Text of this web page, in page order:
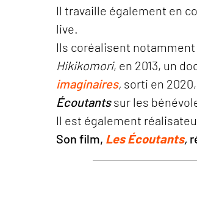
Il travaille également en
live.
Ils coréalisent notamment
Hikikomori, en 2013, un
imaginaires, sorti en
Écoutantssur les
Il est également
Son film, Les Écoutants,